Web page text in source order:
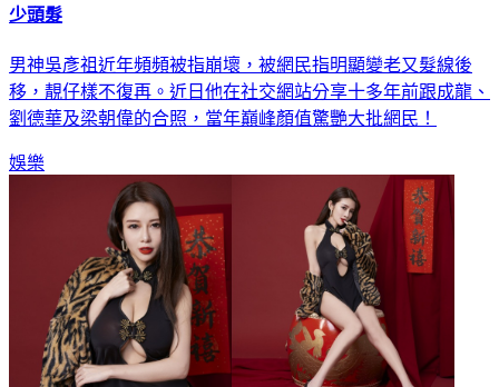
少頭髮
男神吳彥祖近年頻頻被指崩壞，被網民指明顯變老又髮線後
移，靚仔樣不復再。近日他在社交網站分享十多年前跟成龍、
劉德華及梁朝偉的合照，當年巔峰顏值驚艷大批網民！
娛樂